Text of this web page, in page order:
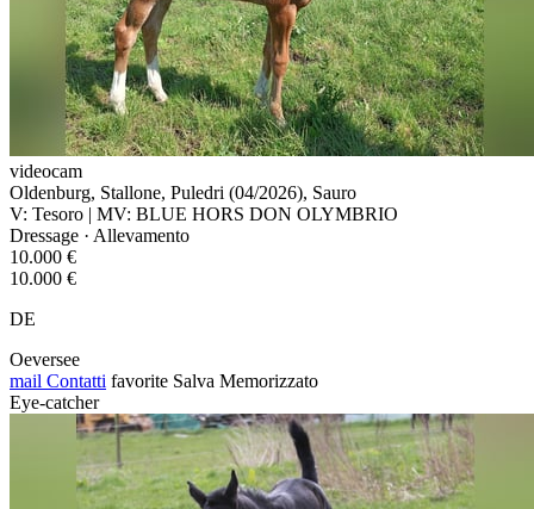
videocam
Oldenburg, Stallone, Puledri (04/2026), Sauro
V: Tesoro | MV: BLUE HORS DON OLYMBRIO
Dressage · Allevamento
10.000 €
10.000 €
DE
Oeversee
mail Contatti favorite Salva Memorizzato
Eye-catcher